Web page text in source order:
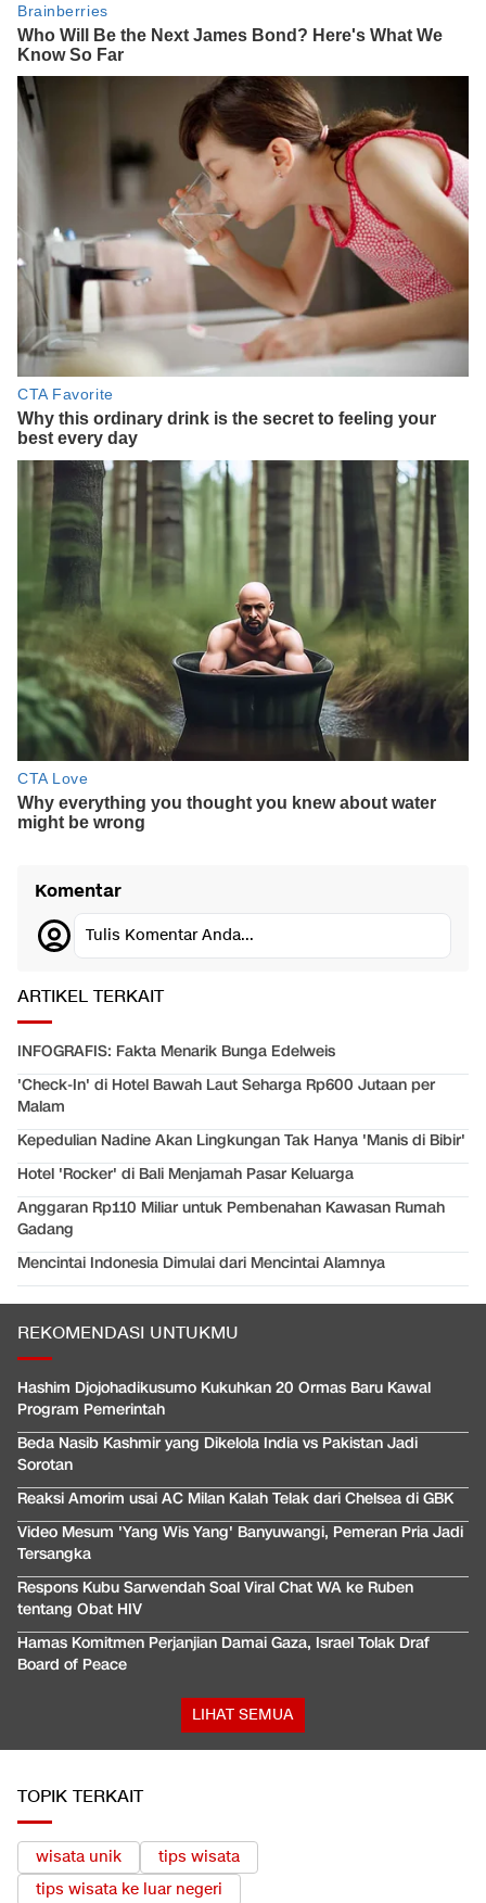
Komentar
Tulis Komentar Anda...
ARTIKEL TERKAIT
INFOGRAFIS: Fakta Menarik Bunga Edelweis
'Check-In' di Hotel Bawah Laut Seharga Rp600 Jutaan per
Malam
Kepedulian Nadine Akan Lingkungan Tak Hanya 'Manis di Bibir'
Hotel 'Rocker' di Bali Menjamah Pasar Keluarga
Anggaran Rp110 Miliar untuk Pembenahan Kawasan Rumah
Gadang
Mencintai Indonesia Dimulai dari Mencintai Alamnya
REKOMENDASI UNTUKMU
Hashim Djojohadikusumo Kukuhkan 20 Ormas Baru Kawal
Program Pemerintah
Beda Nasib Kashmir yang Dikelola India vs Pakistan Jadi
Sorotan
Reaksi Amorim usai AC Milan Kalah Telak dari Chelsea di GBK
Video Mesum 'Yang Wis Yang' Banyuwangi, Pemeran Pria Jadi
Tersangka
Respons Kubu Sarwendah Soal Viral Chat WA ke Ruben
tentang Obat HIV
Hamas Komitmen Perjanjian Damai Gaza, Israel Tolak Draf
Board of Peace
LIHAT SEMUA
TOPIK TERKAIT
wisata unik
tips wisata
tips wisata ke luar negeri